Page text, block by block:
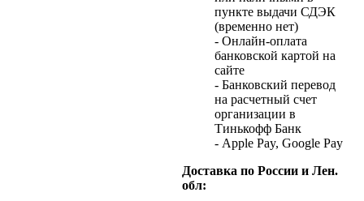
пункте выдачи СДЭК
(временно нет)
- Онлайн-оплата
банковской картой на
сайте
- Банковский перевод
на расчетный счет
организации в
Тинькофф Банк
- Apple Pay, Google Pay
Доставка по России и Лен.
обл: